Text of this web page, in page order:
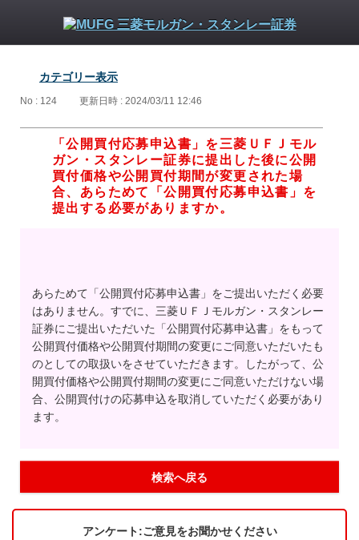
カテゴリー表示
No : 124 更新日時 : 2024/03/11 12:46
「公開買付応募申込書」を三菱ＵＦＪモル
ガン・スタンレー証券に提出した後に公開
買付価格や公開買付期間が変更された場
合、あらためて「公開買付応募申込書」を
提出する必要がありますか。
あらためて「公開買付応募申込書」をご提出いただく必要
はありません。すでに、三菱ＵＦＪモルガン・スタンレー
証券にご提出いただいた「公開買付応募申込書」をもって
公開買付価格や公開買付期間の変更にご同意いただいたも
のとしての取扱いをさせていただきます。したがって、公
開買付価格や公開買付期間の変更にご同意いただけない場
合、公開買付けの応募申込を取消していただく必要があり
ます。
検索へ戻る
アンケート:ご意見をお聞かせください